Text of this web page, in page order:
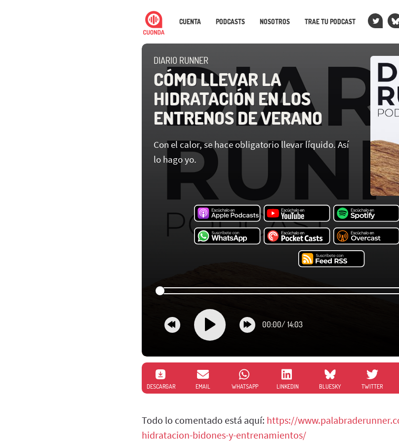
CUENTA PODCASTS NOSOTROS TRAE TU PODCAST
DIARIO RUNNER
CÓMO LLEVAR LA
HIDRATACIÓN EN LOS
ENTRENOS DE VERANO
Con el calor, se hace obligatorio llevar líquido. Así
lo hago yo.
00:00/ 14:03
DESCARGAR EMAIL WHATSAPP LINKEDIN BLUESKY TWITTER
Todo lo comentado está aquí: https://
hidratacion-bidones-y-entrenamientos/